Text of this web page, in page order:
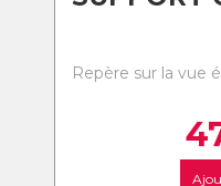
Repère sur la vue